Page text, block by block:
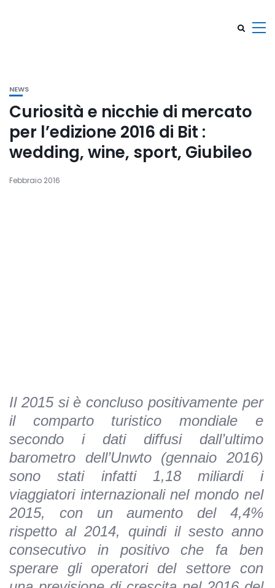
NEWS
Curiosità e nicchie di mercato
per l’edizione 2016 di Bit :
wedding, wine, sport, Giubileo
Febbraio 2016
Il 2015 si è concluso positivamente per
il comparto turistico mondiale e
secondo i dati diffusi dall’ultimo
barometro dell’Unwto (gennaio 2016)
sono stati infatti 1,18 miliardi i
viaggiatori internazionali nel mondo nel
2015, con un aumento del 4,4%
rispetto al 2014, quindi il sesto anno
consecutivo in positivo che fa ben
sperare gli operatori del settore con